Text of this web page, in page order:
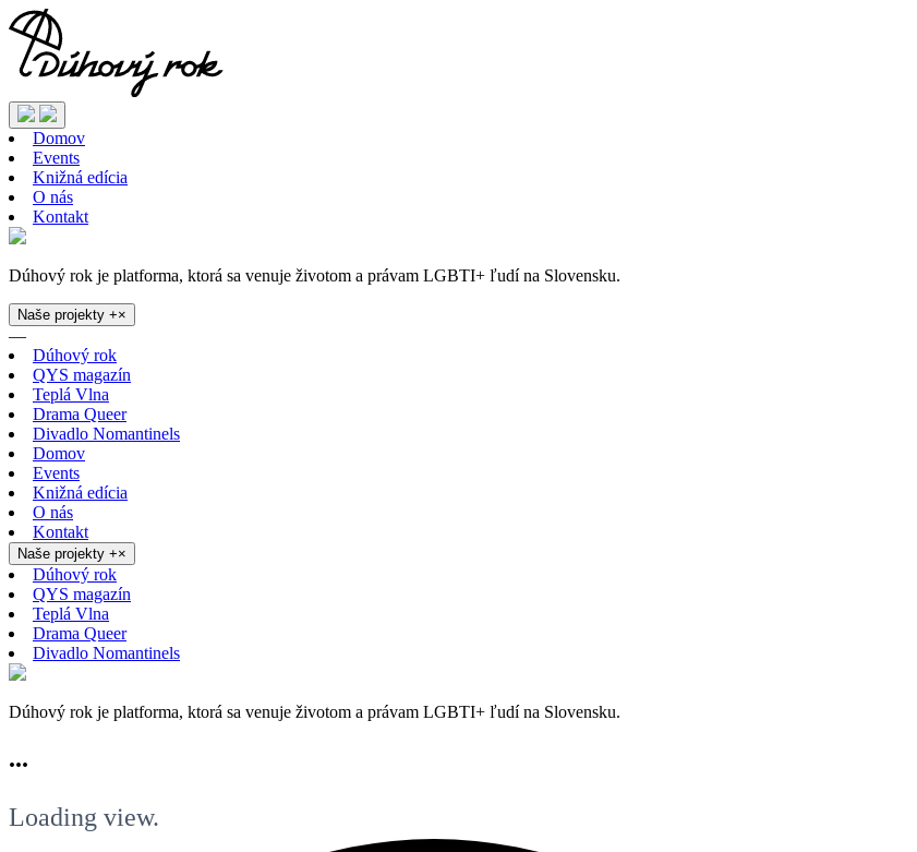
Domov
Events
Knižná edícia
O nás
Kontakt
Dúhový rok je platforma, ktorá sa venuje životom a právam LGBTI+ ľudí na Slovensku.
Naše projekty +×
—
Dúhový rok
QYS magazín
Teplá Vlna
Drama Queer
Divadlo Nomantinels
Domov
Events
Knižná edícia
O nás
Kontakt
Naše projekty +×
Dúhový rok
QYS magazín
Teplá Vlna
Drama Queer
Divadlo Nomantinels
Dúhový rok je platforma, ktorá sa venuje životom a právam LGBTI+ ľudí na Slovensku.
...
Loading view.